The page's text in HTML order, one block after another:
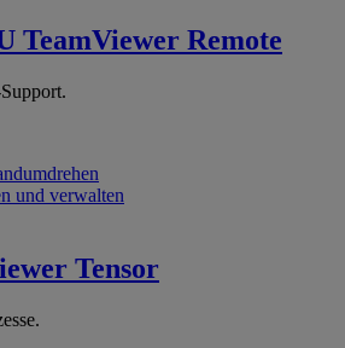
TeamViewer Remote
und verwalten
Tensor